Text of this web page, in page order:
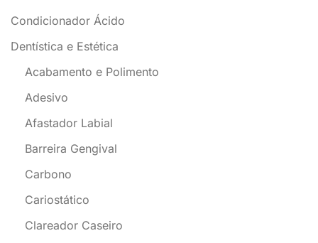
Condicionador Ácido
Dentística e Estética
Acabamento e Polimento
Adesivo
Afastador Labial
Barreira Gengival
Carbono
Cariostático
Clareador Caseiro